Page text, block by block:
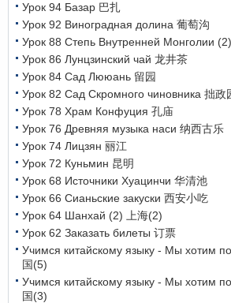
Урок 94 Базар 巴扎
Урок 92 Виноградная долина 葡萄沟
Урок 88 Степь Внутренней Монголии
Урок 86 Лунцзинский чай 龙井茶
Урок 84 Сад Лююань 留园
Урок 82 Сад Скромного чиновника 拙政
Урок 78 Храм Конфуция 孔庙
Урок 76 Древняя музыка наси 纳西古乐
Урок 74 Лицзян 丽江
Урок 72 Куньмин 昆明
Урок 68 Источники Хуацинчи 华清池
Урок 66 Сианьские закуски 西安小吃
Урок 64 Шанхай (2) 上海(2)
Урок 62 Заказать билеты 订票
Учимся китайскому языку - Мы хотим
国(5)
Учимся китайскому языку - Мы хотим
国(3)